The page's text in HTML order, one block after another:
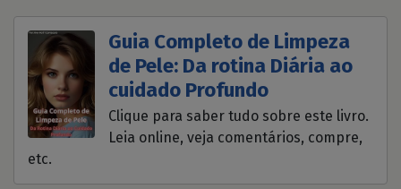
Guia Completo de Limpeza
de Pele: Da rotina Diária ao
cuidado Profundo
Clique para saber tudo sobre este livro.
Leia online, veja comentários, compre,
etc.